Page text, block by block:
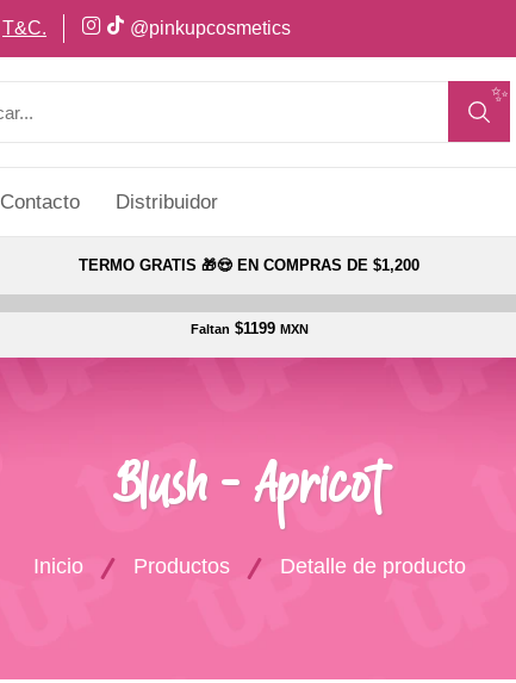
T&C. @pinkupcosmetics
✨
Contacto Distribuidor
TERMO GRATIS 🎁😍 EN COMPRAS DE $1,200
Faltan $1199 MXN
Blush - Apricot
Inicio Productos Detalle de producto